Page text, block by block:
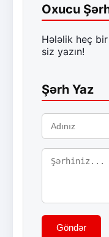
Oxucu
Hələlik heç bir
siz yazın!
Şərh Yaz
Göndər